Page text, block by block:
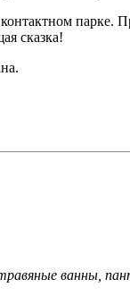
парке.
сказка!
ванны,